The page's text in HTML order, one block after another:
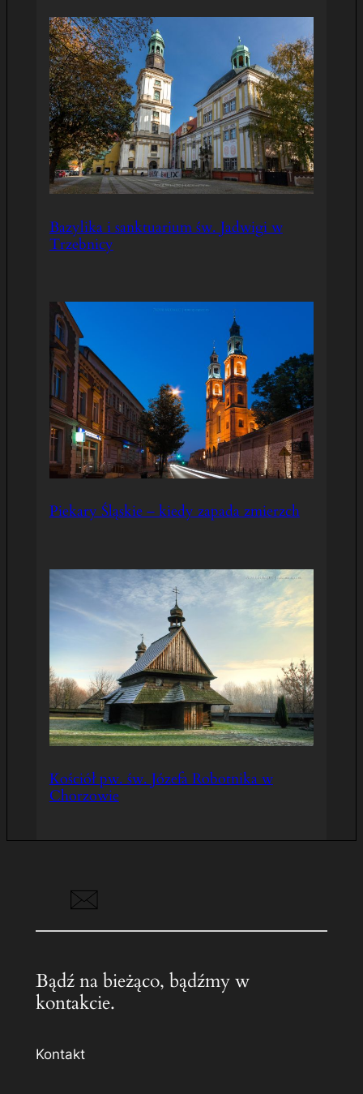
Bazylika i sanktuarium św. Jadwigi w
Trzebnicy
Piekary Śląskie – kiedy zapada zmierzch
Kościół pw. św. Józefa Robotnika w
Chorzowie
Bądź na bieżąco, bądźmy w
kontakcie.
Kontakt